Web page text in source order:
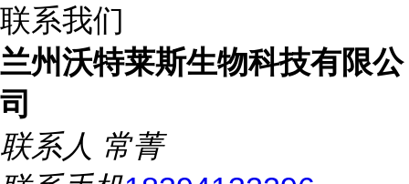
联系我们
兰州沃特莱斯生物科技有限公
司
联系人 常菁